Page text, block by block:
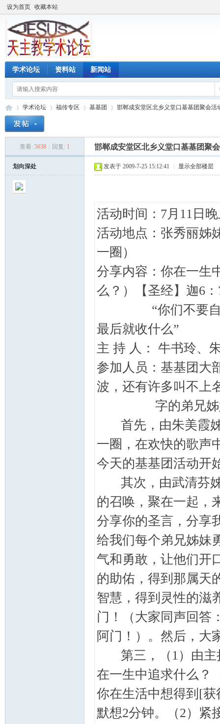
设为首页 收藏本站
学术论坛 资料站 新闻站
学术论坛 福传专区 基基团
›
邯郸成安堂区北乡义堂口基基团聚会活
查看: 5638 回复: 1 邯郸成安堂区北乡义堂口基基团聚
划向深处 发表于 2009-7-25 15:12:41 显示全部楼层
活动时间：7月11日
活动地点：张秀丽姊
一圈）
分享内容：你在一生
么？）【圣经】迦6
“你们不要自欺
最后就收什么”
主 持 人： 牛书玲、
参加人员：基基团大
波，还有许多叫不上
字的弟兄姊妹
首先，由朱美霞姊
一圈，在欢快的歌声
今天的基基团活动开
其次，由武清芬姊
的召唤，聚在一起，
分享你的圣言，分享
给我们每个弟兄姊妹
气和勇敢，让他们开
的助佑，得到那属天
智慧，得到灵性的滋
门！（大家同声回答
阿门！）。然后，大
第三，（1）由主
在一生中追求什么？
你在生活中想得到[
默想2分钟。（2）紧